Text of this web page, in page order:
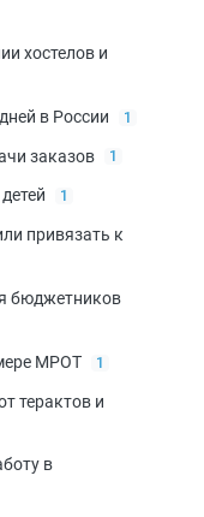
хостелов и
в России 1
заказов 1
1
привязать к
бюджетников
МРОТ 1
терактов и
в